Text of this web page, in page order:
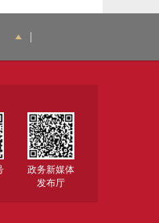
政务新媒体
发布厅